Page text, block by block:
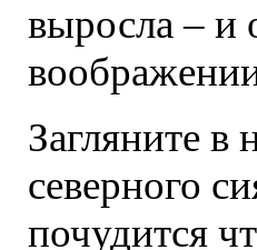
выросла –
Загляните в
северного
почудится